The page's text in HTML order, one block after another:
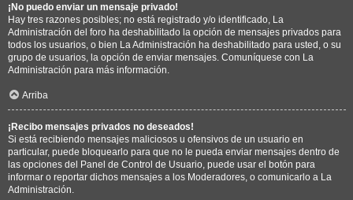
¡No puedo enviar un mensaje privado!
Hay tres razones posibles; no está registrado y/o identificado, La
Administración del foro ha deshabilitado la opción de mensajes privados para
todos los usuarios, o bien La Administración ha deshabilitado para usted, o su
grupo de usuarios, la opción de enviar mensajes. Comuníquese con La
Administración para más información.
Arriba
¡Recibo mensajes privados no deseados!
Si está recibiendo mensajes maliciosos u ofensivos de un usuario en
particular, puede bloquearlo para que no le pueda enviar mensajes dentro de
las opciones del Panel de Control de Usuario, puede usar el botón para
informar o reportar dichos mensajes a los Moderadores, o comunicarlo a La
Administración.